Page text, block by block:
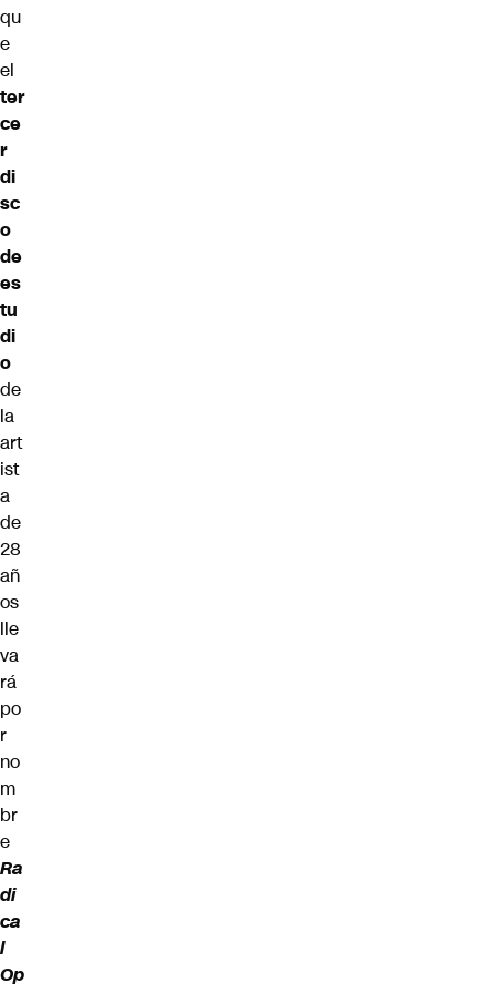
qu
e
el
ter
ce
r
di
sc
o
de
es
tu
di
o
de
la
art
ist
a
de
28
añ
os
lle
va
rá
po
r
no
m
br
e
Ra
di
ca
l
Op